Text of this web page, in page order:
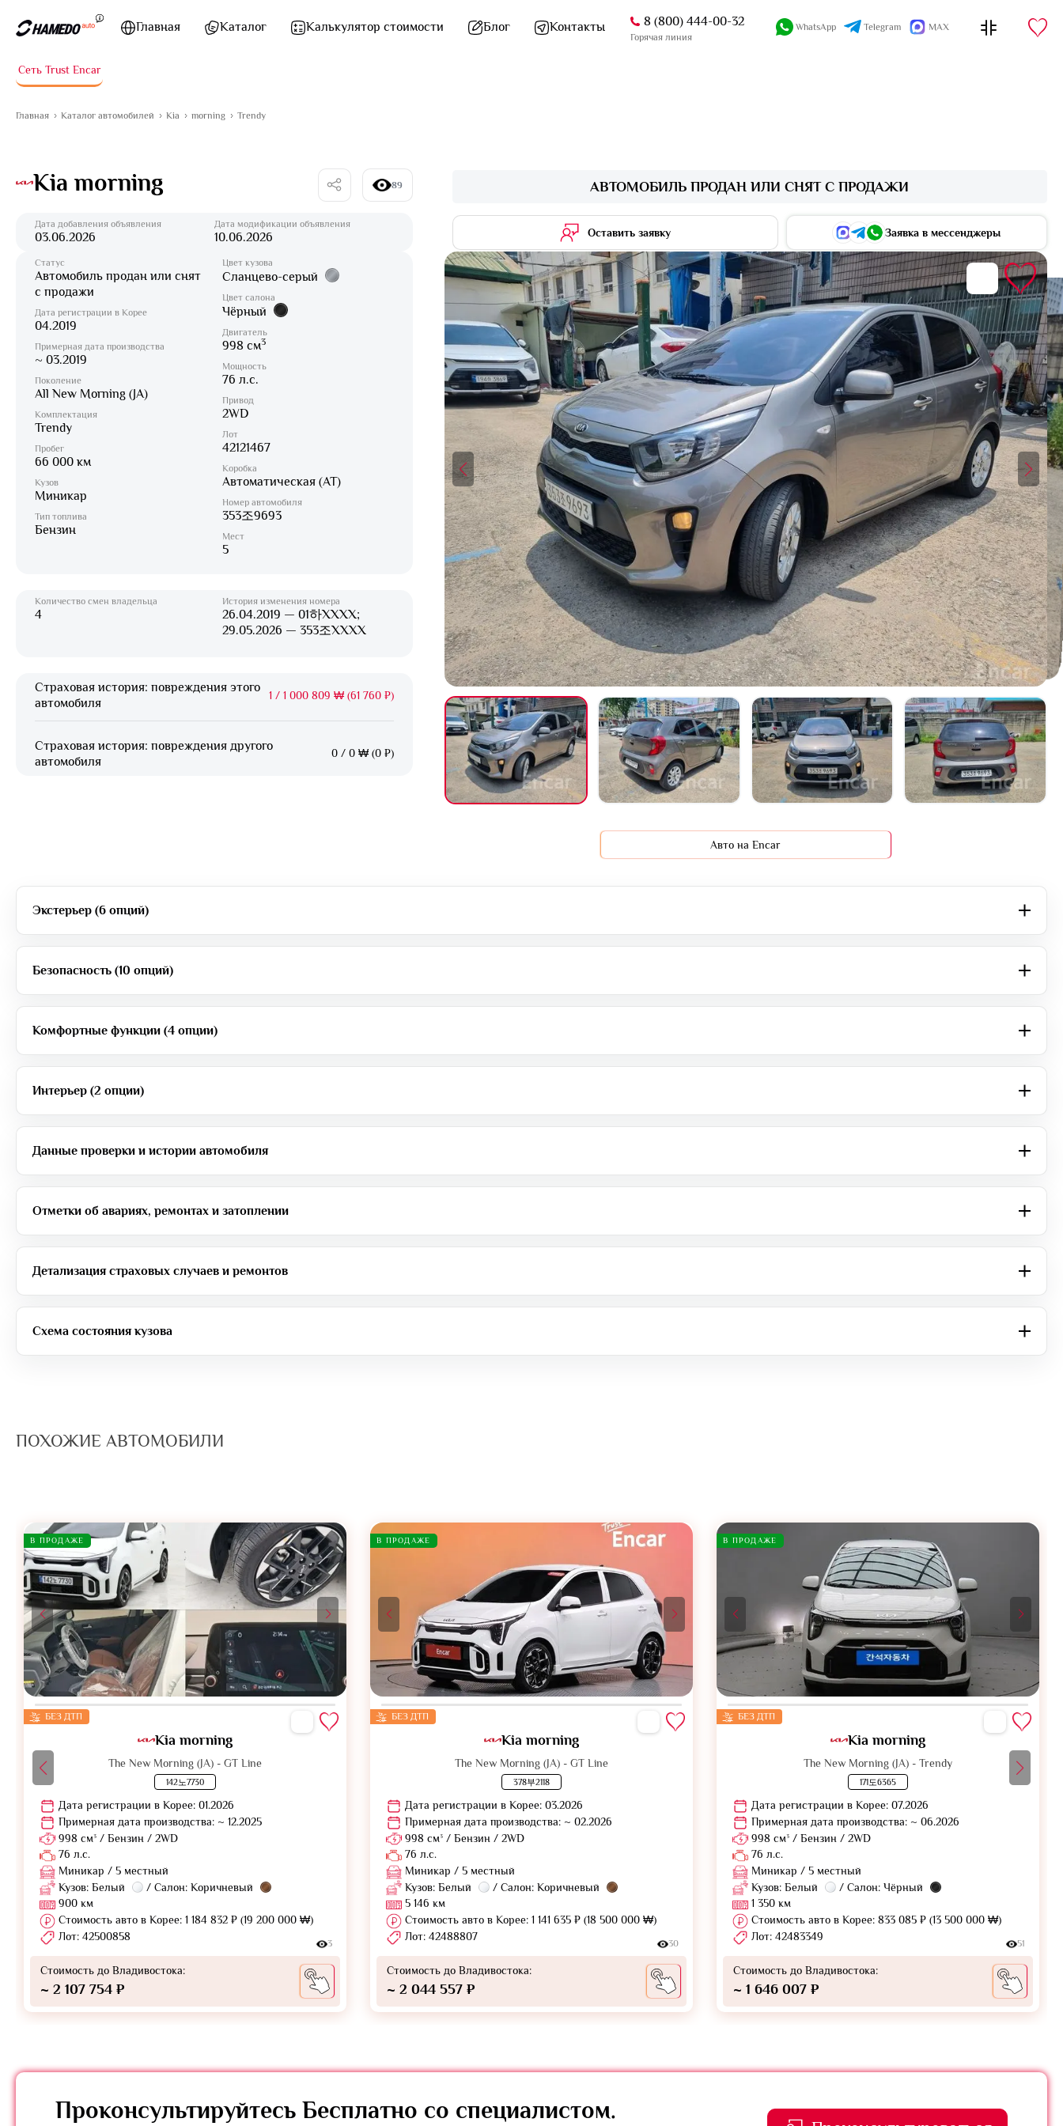
Главная
Каталог Калькулятор стоимости Блог Контакты 8 (800) 444-00-32
Горячая линия
WhatsApp Telegram MAX
Сеть Trust Encar
Главная Каталог автомобилей Kia morning Trendy
Kia morning 89
Дата добавления объявления
03.06.2026
Дата модификации объявления
10.06.2026
АВТОМОБИЛЬ ПРОДАН ИЛИ СНЯТ С ПРОДАЖИ
Оставить заявку Заявка в мессенджеры
Статус
Автомобиль продан или снят
с продажи
Дата регистрации в Корее
04.2019
Примерная дата производства
~ 03.2019
Поколение
All New Morning (JA)
Комплектация
Trendy
Пробег
66 000 км
Кузов
Миникар
Тип топлива
Бензин
Цвет кузова
Сланцево-серый
Цвет салона
Чёрный
Двигатель
998 см3
Мощность
76 л.с.
Привод
2WD
Лот
42121467
Коробка
Автоматическая (AT)
Номер автомобиля
353조9693
Мест
5
Количество смен владельца
4
История изменения номера
26.04.2019 — 01하XXXX;
29.05.2026 — 353조XXXX
Страховая история: повреждения этого
автомобиля
1 / 1 000 809 ₩ (61 760 ₽)
Страховая история: повреждения другого
автомобиля
0 / 0 ₩ (0 ₽)
Авто на Encar
Экстерьер (6 опций)
Безопасность (10 опций)
Комфортные функции (4 опции)
Интерьер (2 опции)
Данные проверки и истории автомобиля
Отметки об авариях, ремонтах и затоплении
Детализация страховых случаев и ремонтов
Схема состояния кузова
ПОХОЖИЕ АВТОМОБИЛИ
В ПРОДАЖЕ
БЕЗ ДТП
Kia morning
The New Morning (JA) - GT Line
142노7730
Дата регистрации в Корее: 01.2026
Примерная дата производства: ~ 12.2025
998 см³ / Бензин / 2WD
76 л.с.
Миникар / 5 местный
Кузов: Белый
/ Салон: Коричневый
900 км
Стоимость авто в Корее: 1 184 832 ₽ (19 200 000 ₩)
Лот: 42500858
3
Стоимость до Владивостока:
~ 2 107 754 ₽
В ПРОДАЖЕ
БЕЗ ДТП
Kia morning
The New Morning (JA) - GT Line
378부2118
Дата регистрации в Корее: 03.2026
Примерная дата производства: ~ 02.2026
998 см³ / Бензин / 2WD
76 л.с.
Миникар / 5 местный
Кузов: Белый
/ Салон: Коричневый
5 146 км
Стоимость авто в Корее: 1 141 635 ₽ (18 500 000 ₩)
Лот: 42488807
30
Стоимость до Владивостока:
~ 2 044 557 ₽
В ПРОДАЖЕ
БЕЗ ДТП
Kia morning
The New Morning (JA) - Trendy
171도6365
Дата регистрации в Корее: 07.2026
Примерная дата производства: ~ 06.2026
998 см³ / Бензин / 2WD
76 л.с.
Миникар / 5 местный
Кузов: Белый
/ Салон: Чёрный
1 350 км
Стоимость авто в Корее: 833 085 ₽ (13 500 000 ₩)
Лот: 42483349
51
Стоимость до Владивостока:
~ 1 646 007 ₽
Проконсультируйтесь Бесплатно со специалистом.